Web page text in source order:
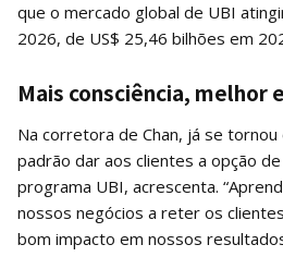
que o mercado global de UBI
2026, de US$ 25,46 bilhões em
Mais consciência, melhor
Na corretora de Chan, já se
padrão dar aos clientes a opção
programa UBI, acrescenta.
nossos negócios a reter os
bom impacto em nossos